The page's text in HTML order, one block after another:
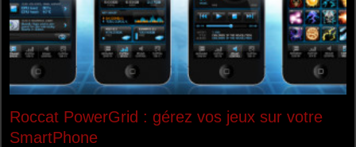
Roccat PowerGrid : gérez vos jeux sur votre
SmartPhone